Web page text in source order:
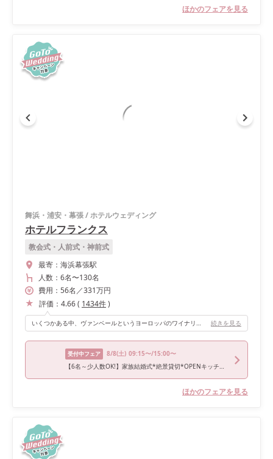
ほかのフェアを見る
舞浜・浦安・幕張/ホテルウェディング
ホテルフランクス
教会式・人前式・神前式
最寄： 海浜幕張駅
人数： 6名〜130名
費用： 56名 ／331万円
評価： 4.66( 1434件)
いくつかある中、ヴァンベールというヨーロッパのワイナリーを想わせる緑豊かな邸宅風ダイニングの会場を選択しました。 大きな窓があるのでそこから再入場もできますし、使っていない時は開けっぱなしにして換気もでき、私たちはそこでデザートブッフェを楽しませていただきました。アットホームな雰囲気もありつつ開放的な空間でもあるのでこの時代にとてもおすすめです♪ 続きを見る
受付中フェア 8/8(土) 09:15〜/15:00〜
【6名～少人数OK!】家族結婚式*絶景貸切*OPENキッチン×海×美食
ほかのフェアを見る